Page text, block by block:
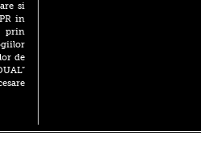
si
in
prin
de